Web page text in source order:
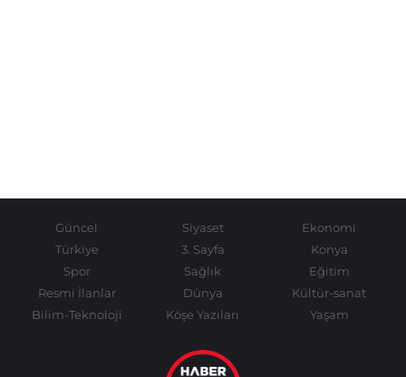
Güncel Siyaset
Ekonomi
Türkiye
3. Sayfa
Konya
Spor
Sağlık
Eğitim
Resmi İlanlar
Dünya
Kültür-sanat
Bilim-Teknoloji
Köşe Yazıları Yaşam